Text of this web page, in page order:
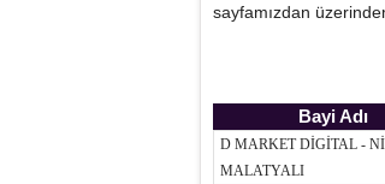
sayfamızdan
Bayi Adı
D MARKET DİGİTAL -
MALATYALI